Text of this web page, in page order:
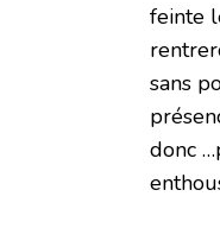
feinte
sans
donc